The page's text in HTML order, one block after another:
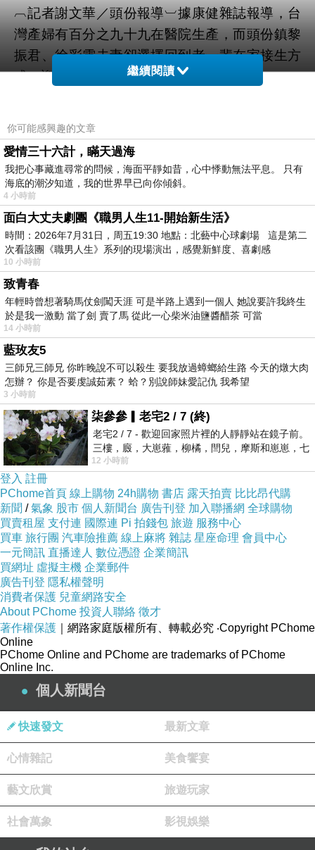
︹記者謝文華／頭份報導︺據康健雜誌報導，台
灣產婦有百分之九十九在醫院生產，而頭份鎮黎
振君、徐彩雲夫妻卻選擇回到老一輩在家接生方
式，迎接新的生命。
清晨八點三十五分，順利產下一子，全程沒有醫
療行為介入，助產師讓臍帶相連的母子依偎二十
分鐘，再由孩子的爹親手剪掉臍帶，在場者見證
新生命的誕生，感動的說不出話來。
基於給母親與孩子最安靜、舒服、自然的生產
過程，拒絕忍受醫院生產剃陰毛、灌腸、禁食、
打點滴、綁胎心監視器、剪會陰、四腳朝天、平
躺不能動等生產常規流程，及冰冷空間和機械化
口令。頭份鎮山下里後湖的黎振君、徐彩雲夫
妻，選擇人性化的﹁居家生產﹂迎接第二個孩子
的到來。
昨天清晨五點多，從三峽趕來的助產師楊素青
開心的說，夫妻倆希望孩子七夕出世，昨是預產
期，但上周六檢查時，判斷應會晚個幾天，沒想
到小孩真貼心。黎振君笑說，可能是和妻子前天
到新竹看古蹟太感動了，加上這幾天和嬰兒﹁有
溝通﹂，才如願。在場者都說﹁七夕出生，以後
一定是個多情郎﹂…。
就在這樣輕鬆聊天的氣氛下，彩雲由丈夫和一
名女性好友陪伴，度過生產的痛楚。振君在床邊
準備一盒金莎巧克力，還不時餵妻子喝蜂蜜水，
播放大自然海浪的音樂，舒緩情緒，好友幫忙按
摩及全程錄影。一歲九個月的大女兒光妹在一旁
熟睡。
助產師帶來的醫藥箱裝有針、優碘、砂布、手
套、止血鉗、剪刀、臍帶夾、眼藥膏、針線、子
宮收縮劑、酒精棉球、看護墊、血壓計、聽胎心
音計。
她對彩雲說：﹁想上廁所、想做什麼都可以，
想要什麼姿勢就調整﹂，隨時提供生產經驗，耐
心等候彩雲從陰部開三指到開五指的身體自然變
化，過程中只交待一件事：﹁對準時鐘，好確定
小嬰孩出生的時間﹂。
清晨七點半，彩雲感覺羊水破了，大女兒光妹
繼續閱讀
你可能感興趣的文章
愛情三十六計，瞞天過海
我把心事藏進尋常的問候，海面平靜如昔，心中悸動無法平息。 只有
海底的潮汐知道，我的世界早已向你傾斜。
4 小時前
面白大丈夫劇團《職男人生11-開始新生活》
時間：2026年7月31日，周五19:30 地點：北藝中心球劇場 這是第二
次看該團《職男人生》系列的現場演出，感覺新鮮度、喜劇感
10 小時前
致青春
年輕時曾想著騎馬仗劍闖天涯 可是半路上遇到一個人 她說要許我終生
於是我一激動 當了劍 賣了馬 從此一心柴米油鹽醬醋茶 可當
14 小時前
藍玫友5
三師兄三師兄 你昨晚說不可以殺生 要我放過蟑螂給生路 今天的燉大肉
怎辦？ 你是否要虔誠茹素？ 蛤？別說師妹愛記仇 我希望
3 小時前
柒參參▎老宅2 / 7 (終)
老宅2 / 7 - 歡迎回家照片裡的人靜靜站在鏡子前。
三樓，廄，大崽蕥，柳橘，閆兒，摩斯和崽崽，七
個人整整齊齊地站在鏡框之外，如同
12 小時前
登入 註冊
PChome首頁 線上購物 24h購物 書店 露天拍賣 比比昂代購
新聞 /氣象 股市 個人新聞台 廣告刊登 加入聯播網 全球購物
買賣租屋 支付連 國際連 Pi 拍錢包 旅遊 服務中心
買車 旅行團 汽車險推薦 線上麻將 雜誌 星座命理 會員中心
一元簡訊 直播達人 數位憑證 企業簡訊
買網址 虛擬主機 企業郵件
廣告刊登 隱私權聲明
消費者保護 兒童網路安全
About PChome 投資人聯絡 徵才
著作權保護 ｜網路家庭版權所有、轉載必究 ‧Copyright PChome
Online
PChome Online and PChome are trademarks of PChome
Online Inc.
個人新聞台
快速發文 最新文章
心情雜記 美食饗宴
藝文欣賞 旅遊玩家
社會萬象 影視娛樂